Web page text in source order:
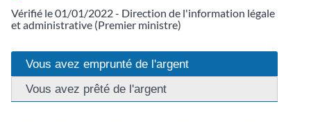
Vérifié le 01/01/2022 - Direction de l'information légale
et administrative (Premier ministre)
Vous avez emprunté de l'argent
Vous avez prêté de l'argent